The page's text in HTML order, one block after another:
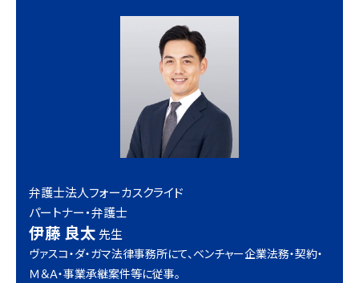
弁護士法人フォーカスクライド
パートナー・弁護士
伊藤 良太 先生
ヴァスコ・ダ・ガマ法律事務所にて、ベンチャー企業法務・契約・
Ｍ＆Ａ・事業承継案件等に従事。